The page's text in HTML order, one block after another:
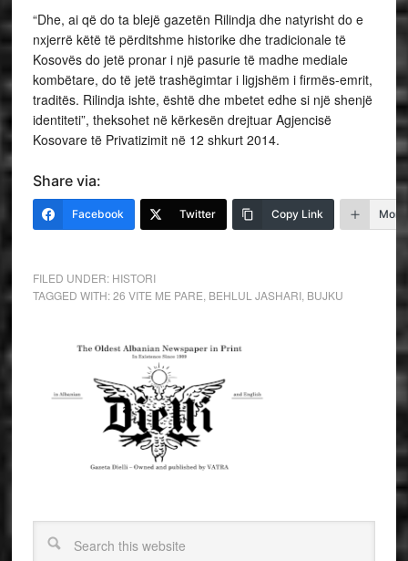
“Dhe, ai që do ta blejë gazetën Rilindja dhe natyrisht do e
nxjerrë këtë të përditshme historike dhe tradicionale të
Kosovës do jetë pronar i një pasurie të madhe mediale
kombëtare, do të jetë trashëgimtar i ligjshëm i firmës-emrit,
traditës. Rilindja ishte, është dhe mbetet edhe si një shenjë
identiteti”, theksohet në kërkesën drejtuar Agjencisë
Kosovare të Privatizimit në 12 shkurt 2014.
Share via:
Facebook Twitter Copy Link More
FILED UNDER: HISTORI
TAGGED WITH:26 VITE ME PARE BEHLUL JASHARI, BUJKU